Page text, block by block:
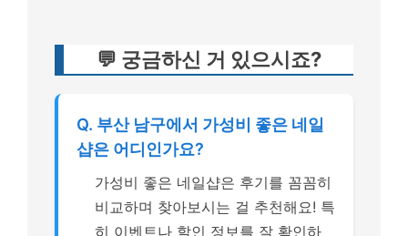
💬 궁금하신 거 있으시죠?
Q. 부산 남구에서 가성비 좋은 네일
샵은 어디인가요?
가성비 좋은 네일샵은 후기를 꼼꼼히
비교하며 찾아보시는 걸 추천해요! 특
히 이벤트나 할인 정보를 잘 확인하